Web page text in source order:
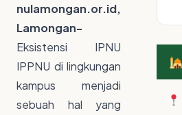
nulamongan.or.id,
Lamongan-
Eksistensi IPNU
IPPNU di lingkungan
kampus menjadi
sebuah hal yang